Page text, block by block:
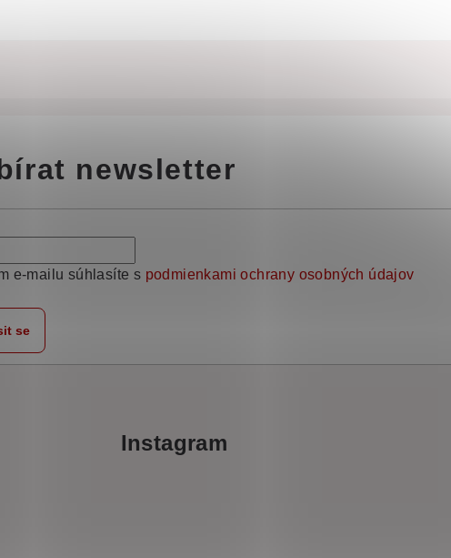
newsletter
e-mailu súhlasíte s podmienkami ochrany osobných údajov
se
Instagram